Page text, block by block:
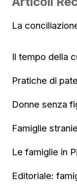
La
Il tempo della
Pratiche di
Donne senza
Famiglie
Le famiglie in
Editoriale: